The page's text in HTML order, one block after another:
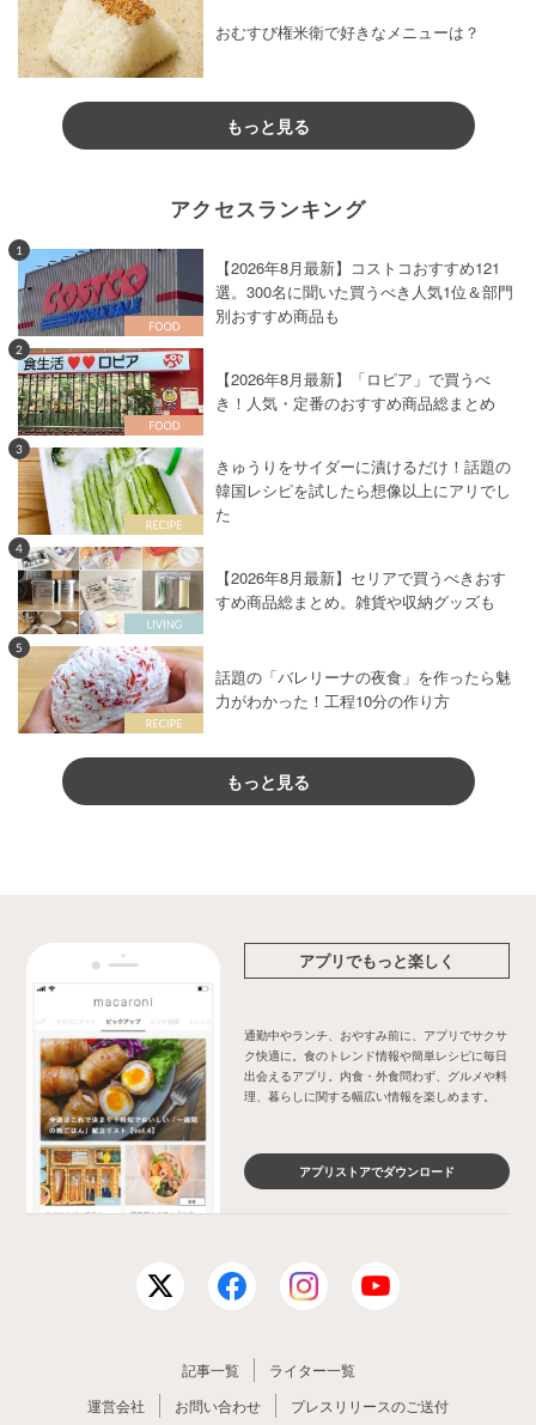
おむすび権米衛で好きなメニューは？
もっと見る
アクセスランキング
1
【2026年8月最新】コストコおすすめ121
選。300名に聞いた買うべき人気1位＆部門
別おすすめ商品も
2
【2026年8月最新】「ロピア」で買うべ
き！人気・定番のおすすめ商品総まとめ
3
きゅうりをサイダーに漬けるだけ！話題の
韓国レシピを試したら想像以上にアリでし
た
4
【2026年8月最新】セリアで買うべきおす
すめ商品総まとめ。雑貨や収納グッズも
5
話題の「バレリーナの夜食」を作ったら魅
力がわかった！工程10分の作り方
もっと見る
アプリでもっと楽しく
通勤中やランチ、おやすみ前に、アプリでサクサ
ク快適に。食のトレンド情報や簡単レシピに毎日
出会えるアプリ。内食・外食問わず、グルメや料
理、暮らしに関する幅広い情報を楽しめます。
アプリストアでダウンロード
記事一覧
ライター一覧
運営会社
お問い合わせ プレスリリースのご送付